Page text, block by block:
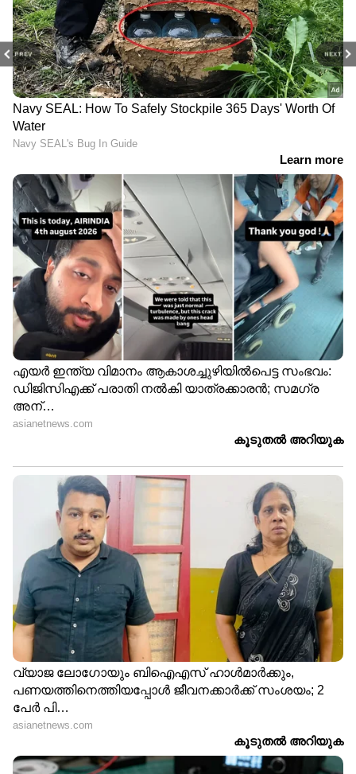
PREV NEXT